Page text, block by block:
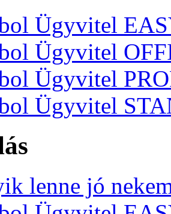
Ügyvitel
Ügyvitel
Ügyvitel
Ügyvitel
lenne jó